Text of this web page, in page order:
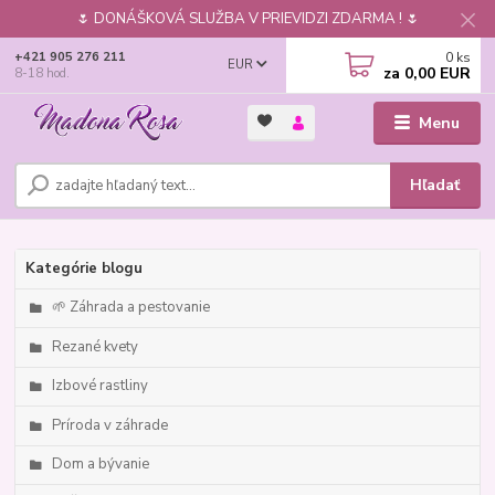
🌷 DONÁŠKOVÁ SLUŽBA V PRIEVIDZI ZDARMA ! 🌷
Menu
EUR
Hľadať
+421 905 276 211
8-18 hod.
0 ks
za 0,00 EUR
Kategórie blogu
🌱 Záhrada a pestovanie
Rezané kvety
Izbové rastliny
Príroda v záhrade
Dom a bývanie